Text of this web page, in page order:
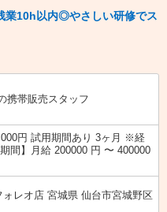
業10h以内◎やさしい研修でス
携帯販売スタッフ
円 試用期間あり 3ヶ月 ※経
間】月給 200000 円 〜 400000
レオ店 宮城県 仙台市宮城野区